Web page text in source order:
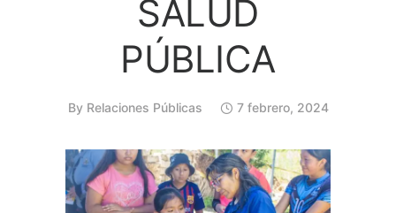
SALUD
PÚBLICA
By Relaciones Públicas 7 febrero, 2024